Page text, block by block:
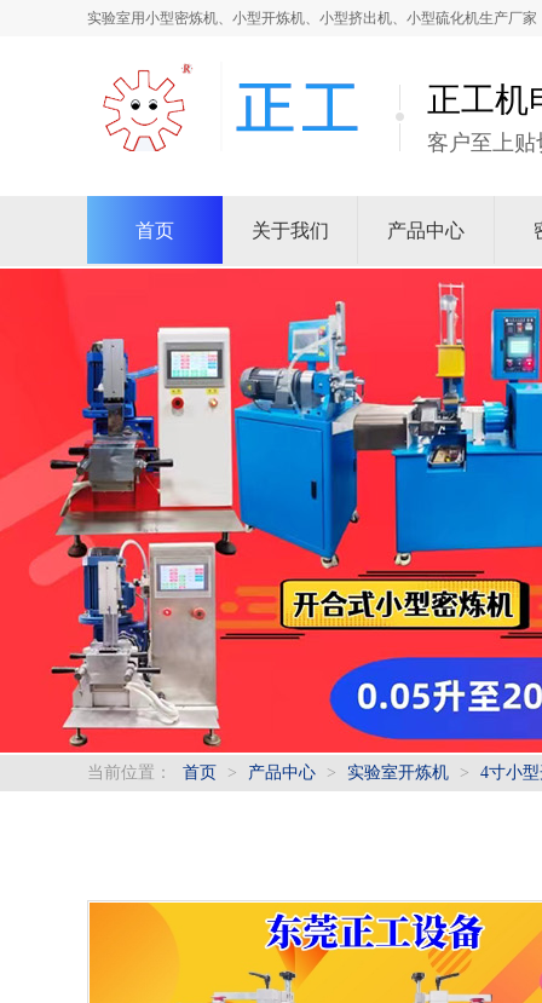
实验室用小型密炼机、小型开炼机、小型挤出机、小型硫化机生产厂家
正工机
客户至上
首页 关于我们 产品中心
当前位置： 首页 > 产品中心 > 实验室开炼机 > 4寸小